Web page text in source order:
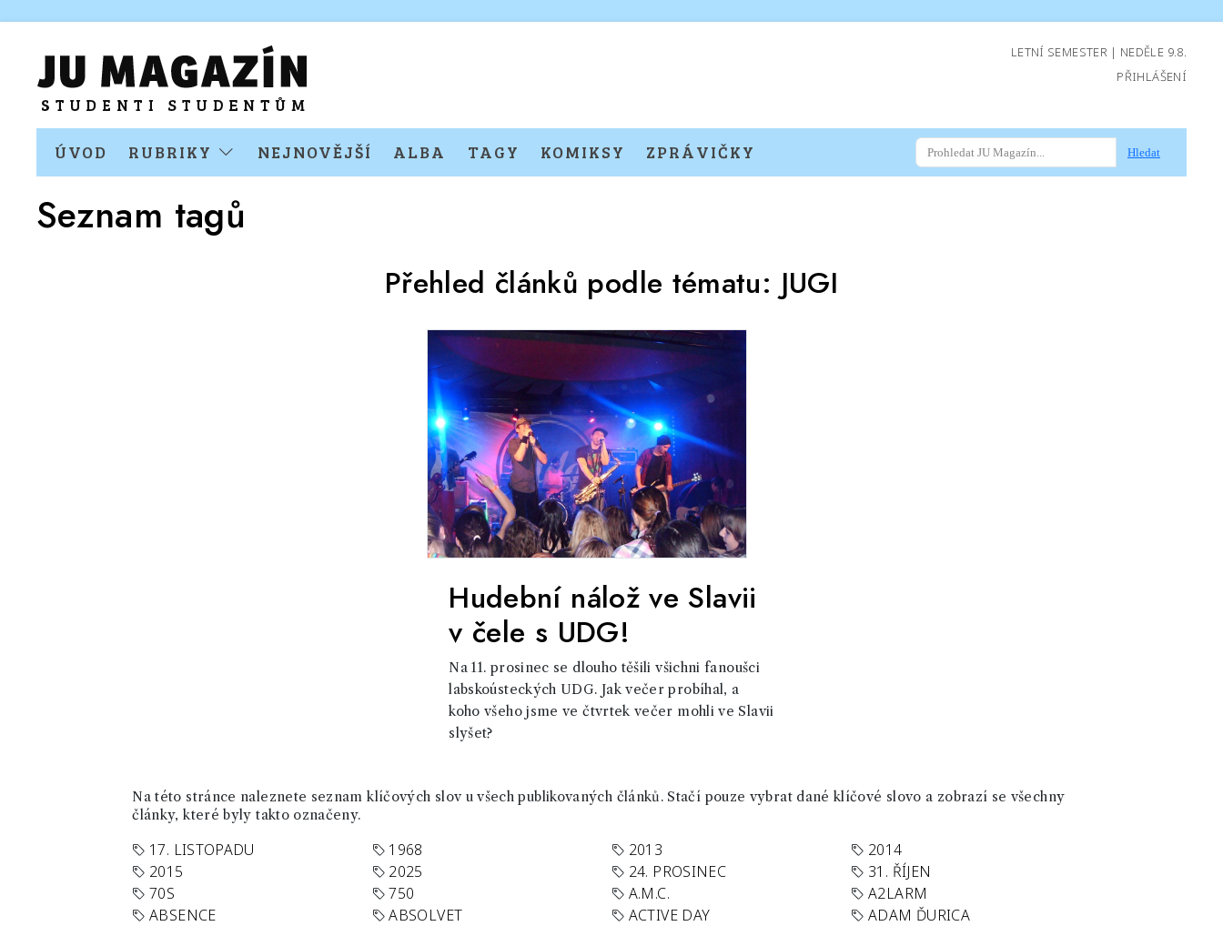
LETNÍ SEMESTER | NEDĚLE 9.8.
PŘIHLÁŠENÍ
ÚVOD RUBRIKY NEJNOVĚJŠÍ ALBA TAGY KOMIKSY ZPRÁVIČKY Hledat
Seznam tagů
Přehled článků podle tématu: JUGI
Hudební nálož ve Slavii
v čele s UDG!
Na 11. prosinec se dlouho těšili všichni fanoušci
labskoústeckých UDG. Jak večer probíhal, a
koho všeho jsme ve čtvrtek večer mohli ve Slavii
slyšet?
Na této stránce naleznete seznam klíčových slov u všech publikovaných článků. Stačí pouze vybrat dané klíčové slovo a zobrazí se všechny
články, které byly takto označeny.
17. LISTOPADU 1968 2013
2014
2015
2025 24. PROSINEC
31. ŘÍJEN
70S
750 A.M.C.
A2LARM
ABSENCE
ABSOLVET ACTIVE DAY
ADAM ĎURICA